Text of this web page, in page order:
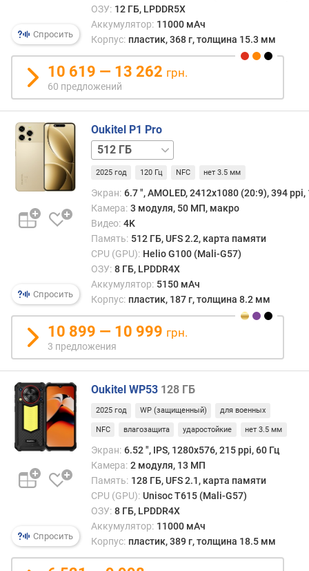
в
л
н
е
О
С
у
б
и
е
а
щ
и
т
а
э
к
р
а
т
е
Спросить
ОЗУ: 12 ГБ, LPDDR5X
Аккумулятор: 11000 мАч
Корпус: пластик, 368 г, толщина 15.3 мм
10 619 — 13 262 грн.
60 предложений
Спросить
Oukitel P1 Pro
256 ГБ
2025 год 120 Гц NFC нет 3.5 мм
Экран: 6.7 ", AMOLED, 2412х1080 (20:9), 394 ppi,
Камера: 3 модуля, 50 МП, макро
Видео: 4K
Память: 512 ГБ, UFS 2.2, карта памяти
CPU (GPU): Helio G100 (Mali-G57)
ОЗУ: 8 ГБ, LPDDR4X
Аккумулятор: 5150 мАч
Корпус: пластик, 187 г, толщина 8.2 мм
10 899 — 10 999 грн.
3 предложения
Спросить
Oukitel WP53 128 ГБ
2025 год WP (защищенный) для военных
NFC влагозащита ударостойкие нет 3.5 мм
Экран: 6.52 ", IPS, 1280x576, 215 ppi, 60 Гц
Камера: 2 модуля, 13 МП
Память: 128 ГБ, UFS 2.1, карта памяти
CPU (GPU): Unisoc T615 (Mali-G57)
ОЗУ: 8 ГБ, LPDDR4X
Аккумулятор: 11000 мАч
Корпус: пластик, 389 г, толщина 18.5 мм